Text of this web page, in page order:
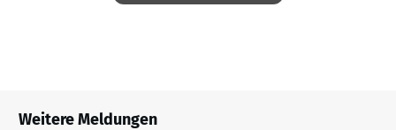
Weitere Meldungen